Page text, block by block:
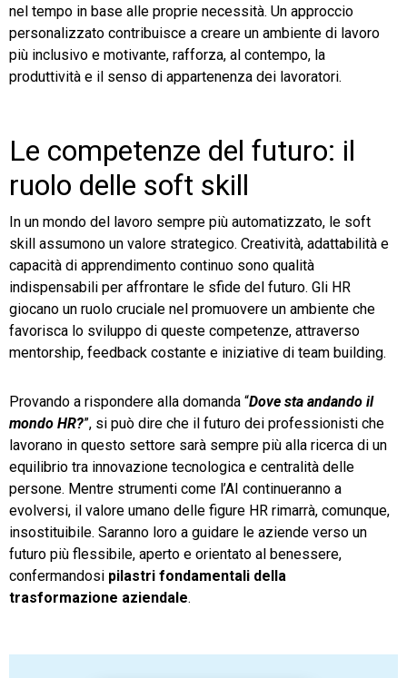
nel tempo in base alle proprie necessità. Un approccio
personalizzato contribuisce a creare un ambiente di lavoro
più inclusivo e motivante, rafforza, al contempo, la
produttività e il senso di appartenenza dei lavoratori.
Le competenze del futuro: il
ruolo delle soft skill
In un mondo del lavoro sempre più automatizzato, le soft
skill assumono un valore strategico. Creatività, adattabilità e
capacità di apprendimento continuo sono qualità
indispensabili per affrontare le sfide del futuro. Gli HR
giocano un ruolo cruciale nel promuovere un ambiente che
favorisca lo sviluppo di queste competenze, attraverso
mentorship, feedback costante e iniziative di team building.
Provando a rispondere alla domanda “Dove sta andando il
mondo HR?”, si può dire che il futuro dei professionisti che
lavorano in questo settore sarà sempre più alla ricerca di un
equilibrio tra innovazione tecnologica e centralità delle
persone. Mentre strumenti come l’AI continueranno a
evolversi, il valore umano delle figure HR rimarrà, comunque,
insostituibile. Saranno loro a guidare le aziende verso un
futuro più flessibile, aperto e orientato al benessere,
confermandosi pilastri fondamentali della
trasformazione aziendale.